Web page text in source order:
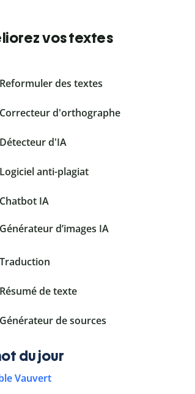
vos textes
Reformuler des textes
Correcteur d'orthographe
Détecteur d'IA
Logiciel anti-plagiat
Chatbot IA
Générateur d’images IA
Traduction
Résumé de texte
Générateur de sources
du jour
Vauvert